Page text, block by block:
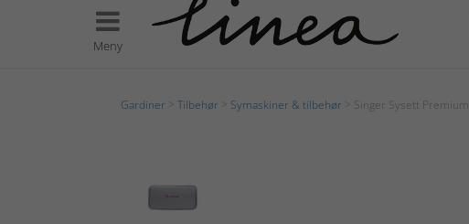
Meny
Gardiner Tilbehør Symaskiner & tilbehør > Singer Sysett Premium